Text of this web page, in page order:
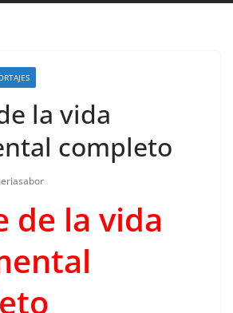
la vida
completo
de la vida